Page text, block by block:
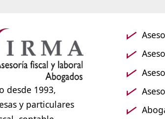
desde 1993,
y particulares